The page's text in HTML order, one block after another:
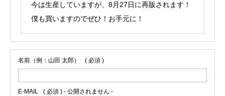
今は生産していますが、8月27日に再販されます！
僕も買いますのでぜひ！お手元に！
名前（例：山田 太郎） ( 必須 )
E-MAIL ( 必須 ) - 公開されません -